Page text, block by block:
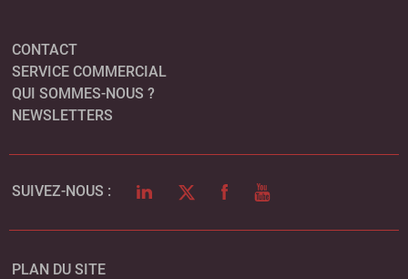
CONTACT
SERVICE COMMERCIAL
QUI SOMMES-NOUS ?
NEWSLETTERS
SUIVEZ-NOUS : LINKEDINTWITTERFACEBOOK
YOUTUBE
PLAN DU SITE